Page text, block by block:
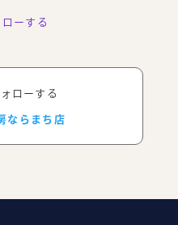
ーする
ローする
ならまち店